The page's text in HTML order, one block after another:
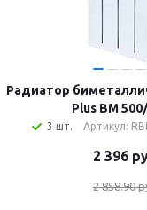
Радиатор
Plus BM
3 шт. Артикул:
2 396
2 858.90